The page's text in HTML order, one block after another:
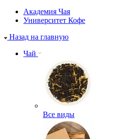
Академия Чая
Университет Кофе
Назад на главную
Чай
Все виды